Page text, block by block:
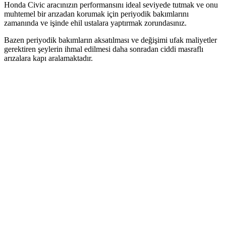
Honda Civic aracınızın performansını ideal seviyede tutmak ve onu
muhtemel bir arızadan korumak için periyodik bakımlarını
zamanında ve işinde ehil ustalara yaptırmak zorundasınız.
Bazen periyodik bakımların aksatılması ve değişimi ufak maliyetler
gerektiren şeylerin ihmal edilmesi daha sonradan ciddi masraflı
arızalara kapı aralamaktadır.